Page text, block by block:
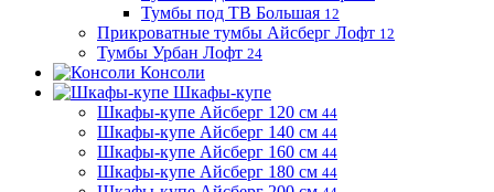
Тумбы под ТВ Большая 12
Прикроватные тумбы Айсберг Лофт 12
Тумбы Урбан Лофт 24
Консоли
Шкафы-купе
Шкафы-купе Айсберг 120 см 44
Шкафы-купе Айсберг 140 см 44
Шкафы-купе Айсберг 160 см 44
Шкафы-купе Айсберг 180 см 44